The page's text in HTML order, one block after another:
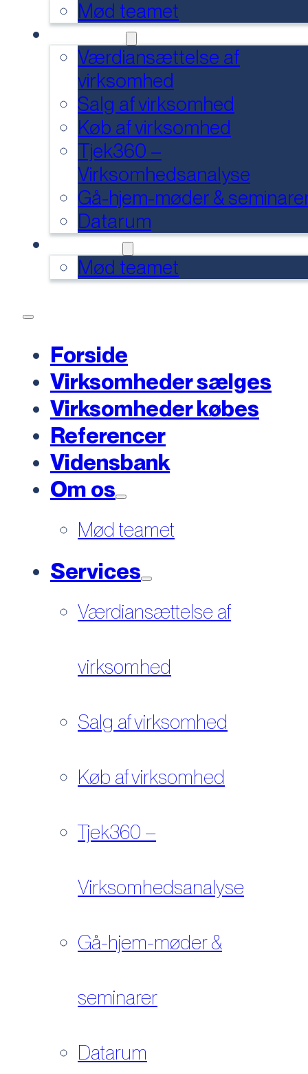
Mød teamet
Værdiansættelse af
virksomhed
Salg af virksomhed
Køb af virksomhed
Tjek360 –
Virksomhedsanalyse
Gå-hjem-møder &
Datarum
Mød teamet
Forside
Virksomheder sælges
Virksomheder købes
Referencer
Vidensbank
Om os
Mød teamet
Services
Værdiansættelse af
virksomhed
Salg af virksomhed
Køb af virksomhed
Tjek360 –
Virksomhedsanalyse
Gå-hjem-møder &
seminarer
Datarum